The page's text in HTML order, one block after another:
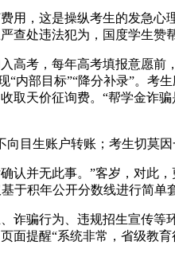
，这是操纵考生的发急心
查处违法犯为，国度学生赞
考，每年高考填报意愿前，
“内部目标”“降分补录”。
取天价征询费。“帮学金诈
生账户转账；考生切莫因
并无此事。”客岁，对此，
于积年公开分数线进行简单
骗行为、违规招生宣传等环
面提醒“系统非常，省级教